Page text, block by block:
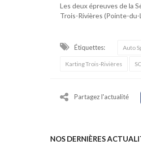
Les deux épreuves de la
Trois-Rivières (Pointe-du-
Étiquettes: Auto
Karting Trois-Rivières
Partagez l'actualité
NOS DERNIÈRES